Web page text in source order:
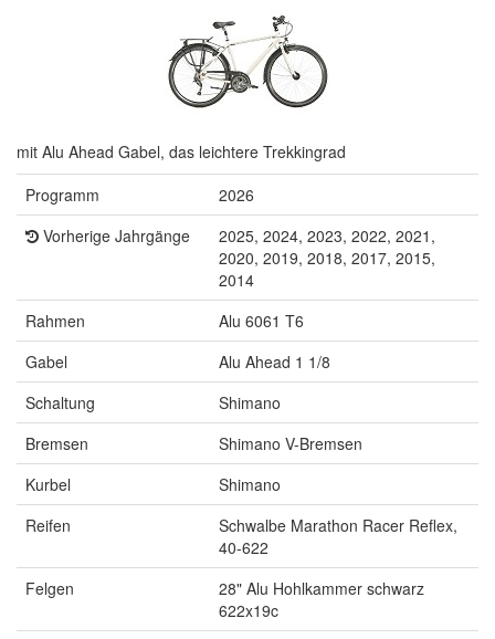
mit Alu Ahead Gabel, das leichtere Trekkingrad
Programm
2026
Vorherige Jahrgänge
2025, 2024, 2023, 2022, 2021,
2020, 2019, 2018, 2017, 2015,
2014
Rahmen
Alu 6061 T6
Gabel
Alu Ahead 1 1/8
Schaltung
Shimano
Bremsen
Shimano V-Bremsen
Kurbel
Shimano
Reifen
Schwalbe Marathon Racer Reflex,
40-622
Felgen
28" Alu Hohlkammer schwarz
622x19c